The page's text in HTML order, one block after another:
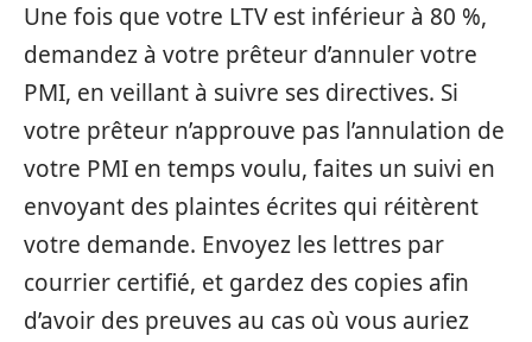
Une fois que votre LTV est inférieur à 80 %,
demandez à votre prêteur d’annuler votre
PMI, en veillant à suivre ses directives. Si
votre prêteur n’approuve pas l’annulation de
votre PMI en temps voulu, faites un suivi en
envoyant des plaintes écrites qui réitèrent
votre demande. Envoyez les lettres par
courrier certifié, et gardez des copies afin
d’avoir des preuves au cas où vous auriez